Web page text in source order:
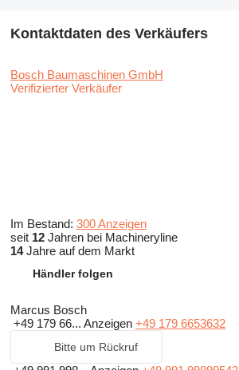
Kontaktdaten des Verkäufers
Bosch Baumaschinen GmbH
Verifizierter Verkäufer
Im Bestand: 300 Anzeigen
seit 12 Jahren bei Machineryline
14Jahre auf dem Markt
Händler folgen
Marcus Bosch
+49 179 66... Anzeigen +49 179 6653632
Bitte um Rückruf